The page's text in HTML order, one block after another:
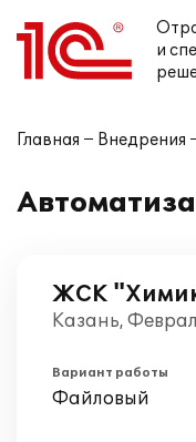
и
Главная Внедрения
ЖСК
Казань,
Вариант работы
Файловый